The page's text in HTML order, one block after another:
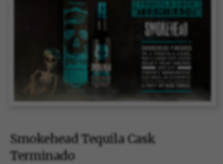
Smokehead Tequila Cask
Terminado